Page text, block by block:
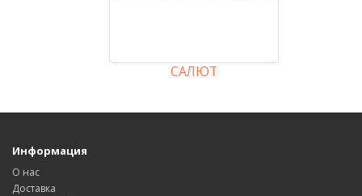
САЛЮТ
Информация
О нас
Доставка